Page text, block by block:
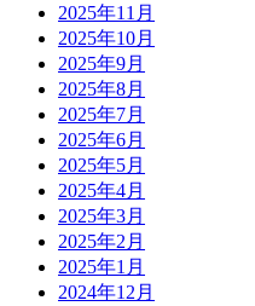
2025年11月
2025年10月
2025年9月
2025年8月
2025年7月
2025年6月
2025年5月
2025年4月
2025年3月
2025年2月
2025年1月
2024年12月